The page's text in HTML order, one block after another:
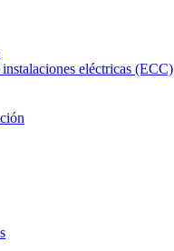
eléctricas (ECC)